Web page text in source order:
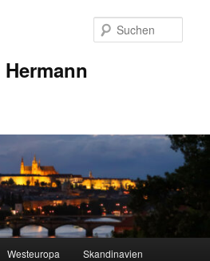
Westeuropa Skandinavien